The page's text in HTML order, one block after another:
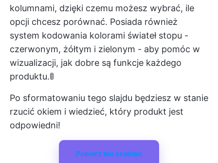
kolumnami, dzięki czemu możesz wybrać, ile
opcji chcesz porównać. Posiada również
system kodowania kolorami świateł stopu -
czerwonym, żółtym i zielonym - aby pomóc w
wizualizacji, jak dobre są funkcje każdego
produktu.🚦
Po sformatowaniu tego slajdu będziesz w stanie
rzucić okiem i wiedzieć, który produkt jest
odpowiedni!
Pobierz ten szablon